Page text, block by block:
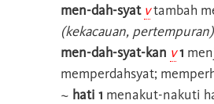
men-dah-syat vtambah
(kekacauan,
men-dah-syat-kan v1
memperdahsyat;
~ hati 1 menakut-nakuti